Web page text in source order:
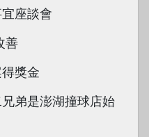
座談會
善
獎金
弟是澎湖撞球店始